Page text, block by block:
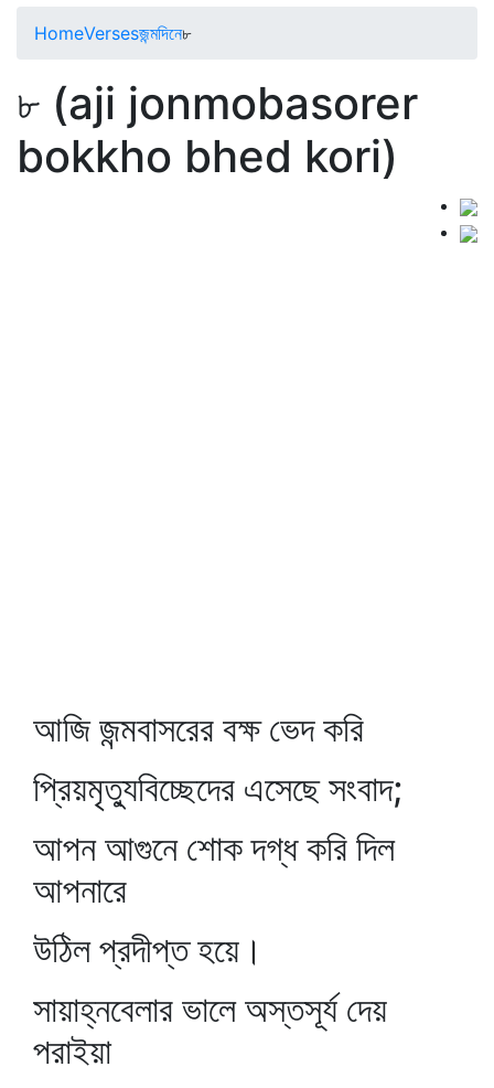
HomeVersesজন্মদিনে৮
৮ (aji jonmobasorer
bokkho bhed kori)
আজি জন্মবাসরের বক্ষ ভেদ করি
প্রিয়মৃত্যুবিচ্ছেদের এসেছে সংবাদ;
আপন আগুনে শোক দগ্ধ করি দিল
আপনারে
উঠিল প্রদীপ্ত হয়ে।
সায়াহ্নবেলার ভালে অস্তসূর্য দেয়
পরাইয়া